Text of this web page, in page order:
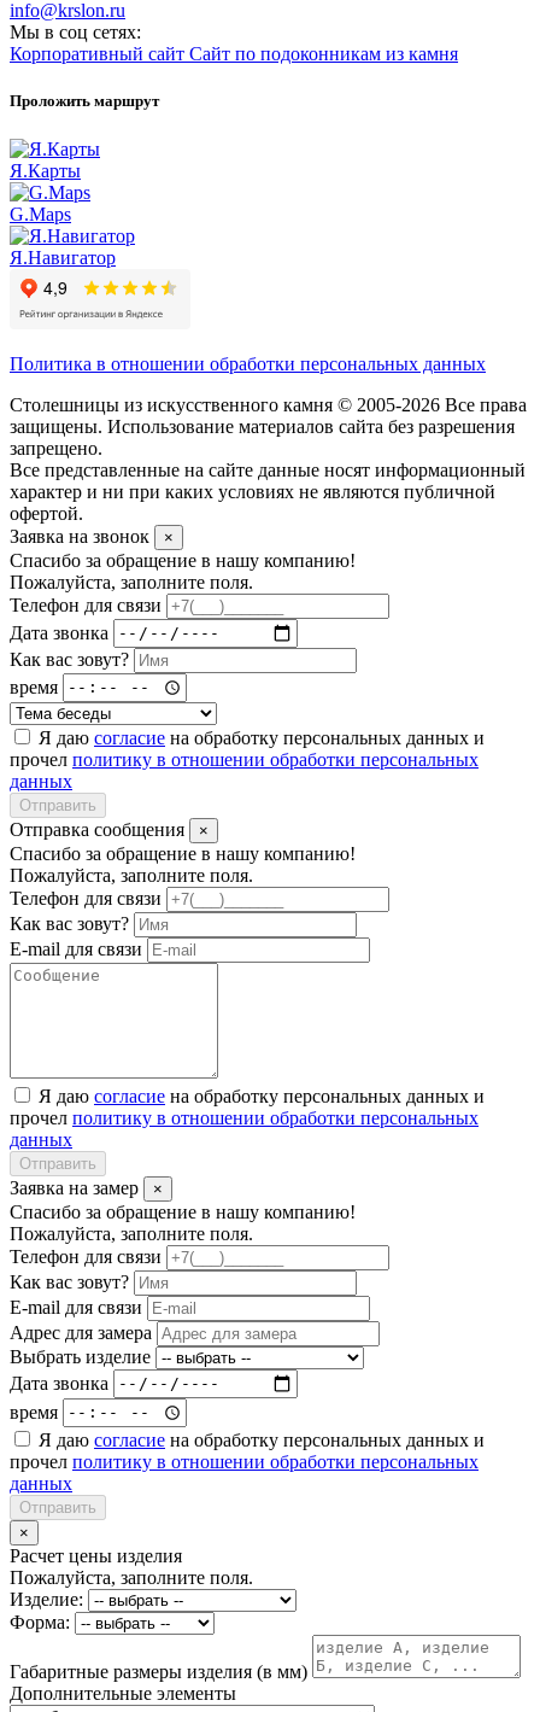
info@krslon.ru
Мы в соц сетях:
Корпоративный сайт Сайт по подоконникам из камня
Проложить маршрут
Я.Карты
G.Maps
Я.Навигатор
Политика в отношении обработки персональных данных
Столешницы из искусственного камня © 2005-2026 Все права
защищены. Использование материалов сайта без разрешения
запрещено.
Все представленные на сайте данные носят информационный
характер и ни при каких условиях не являются публичной
офертой.
Заявка на звонок
×
Спасибо за обращение в нашу компанию!
Пожалуйста, заполните поля.
Телефон для связи
Дата звонка
Как вас зовут?
время
Я даю согласие на обработку персональных данных и
прочел политику в отношении обработки персональных
данных
Отправить
Отправка сообщения ×
Спасибо за обращение в нашу компанию!
Пожалуйста, заполните поля.
Телефон для связи
Как вас зовут?
E-mail для связи
Я даю согласие на обработку персональных данных и
прочел политику в отношении обработки персональных
данных
Отправить
Заявка на замер ×
Спасибо за обращение в нашу компанию!
Пожалуйста, заполните поля.
Телефон для связи
Как вас зовут?
E-mail для связи
Адрес для замера
Выбрать изделие
Дата звонка
время
Я даю согласие на обработку персональных данных и
прочел политику в отношении обработки персональных
данных
Отправить
×
Расчет цены изделия
Пожалуйста, заполните поля.
Изделие:
Форма:
Габаритные размеры изделия (в мм)
Дополнительные элементы